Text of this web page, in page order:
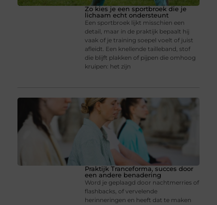
Zo kies je een sportbroek die je
lichaam echt ondersteunt
Een sportbroek lijkt misschien een
detail, maar in de praktijk bepaalt hij
vaak of je training soepel voelt of juist
afleidt. Een knellende tailleband, stof
die blijft plakken of pijpen die omhoog
kruipen: het zijn
Praktijk Tranceforma, succes door
een andere benadering
Word je geplaagd door nachtmerries of
flashbacks, of vervelende
herinneringen en heeft dat te maken